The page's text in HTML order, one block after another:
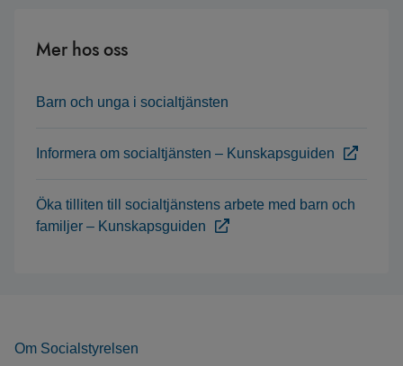
Mer hos oss
Barn och unga i socialtjänsten
Informera om socialtjänsten – Kunskapsguiden
Öka tilliten till socialtjänstens arbete med barn och
familjer – Kunskapsguiden
Om Socialstyrelsen